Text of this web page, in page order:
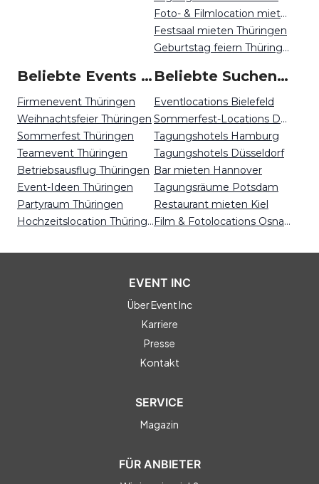
Foto- & Filmlocation mieten Thüringen
Festsaal mieten Thüringen
Geburtstag feiern Thüringen
Beliebte Events in Thüringen
Firmenevent Thüringen
Weihnachtsfeier Thüringen
Sommerfest Thüringen
Teamevent Thüringen
Betriebsausflug Thüringen
Event-Ideen Thüringen
Partyraum Thüringen
Hochzeitslocation Thüringen
Beliebte Suchen auf Event Inc
Eventlocations Bielefeld
Sommerfest-Locations Düsseldorf
Tagungshotels Hamburg
Tagungshotels Düsseldorf
Bar mieten Hannover
Tagungsräume Potsdam
Restaurant mieten Kiel
Film & Fotolocations Osnabrück
EVENT INC
Über Event Inc
Karriere
Presse
Kontakt
SERVICE
Magazin
FÜR ANBIETER